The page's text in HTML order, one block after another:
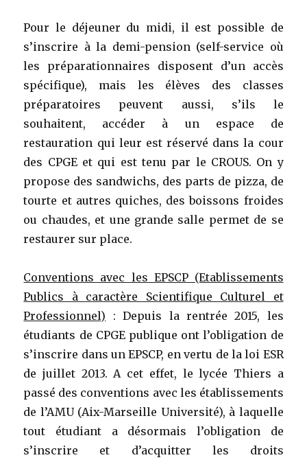
Pour le déjeuner du midi, il est possible de
s’inscrire à la demi-pension (self-service où
les préparationnaires disposent d’un accès
spécifique), mais les élèves des classes
préparatoires peuvent aussi, s’ils le
souhaitent, accéder à un espace de
restauration qui leur est réservé dans la cour
des CPGE et qui est tenu par le CROUS. On y
propose des sandwichs, des parts de pizza, de
tourte et autres quiches, des boissons froides
ou chaudes, et une grande salle permet de se
restaurer sur place.
Conventions avec les EPSCP (Etablissements
Publics à caractère Scientifique Culturel et
Professionnel) : Depuis la rentrée 2015, les
étudiants de CPGE publique ont l’obligation de
s’inscrire dans un EPSCP, en vertu de la loi ESR
de juillet 2013. A cet effet, le lycée Thiers a
passé des conventions avec les établissements
de l’AMU (Aix-Marseille Université), à laquelle
tout étudiant a désormais l’obligation de
s’inscrire et d’acquitter les droits